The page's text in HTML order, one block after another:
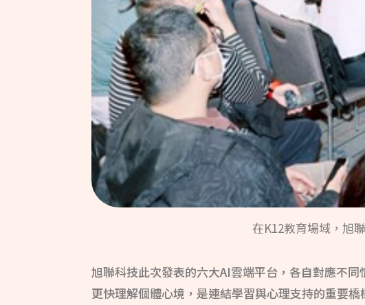
在K12教育場域，旭
旭聯科技此次發表的六大AI雲端平台，各自對應不
更快理解個體心境，是連結學習與心理支持的重要